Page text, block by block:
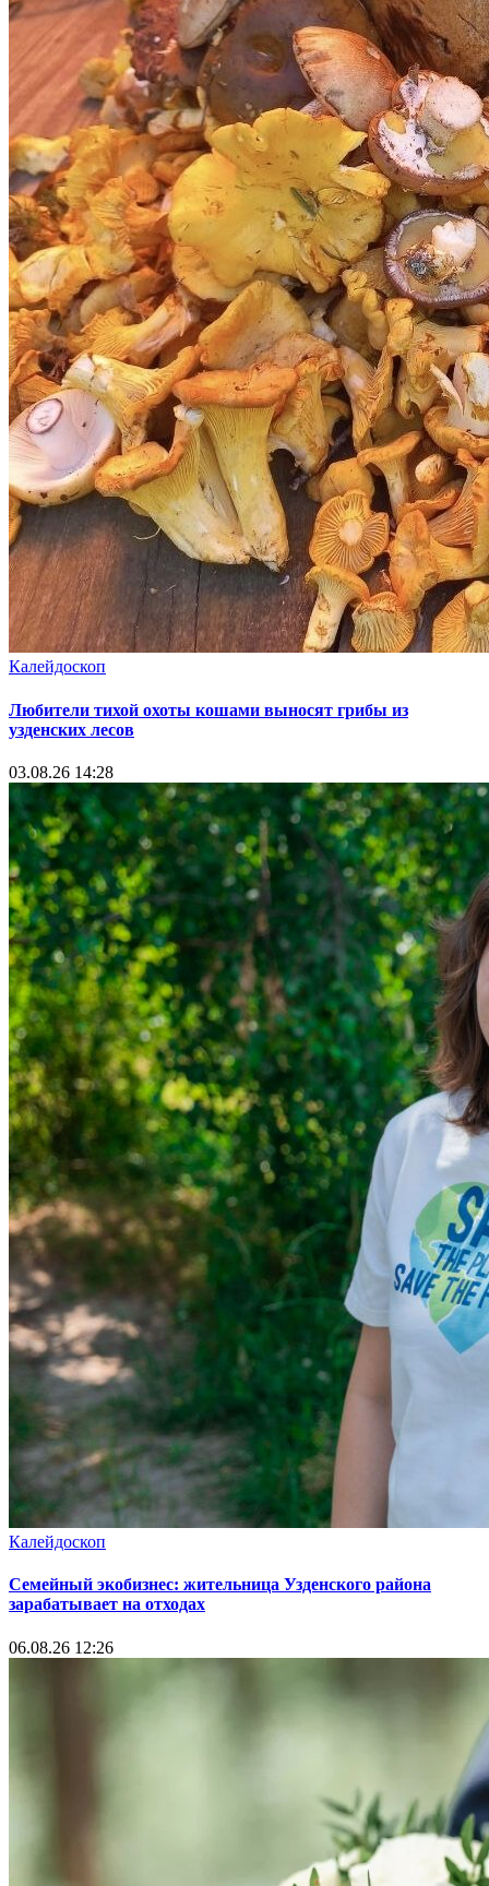
Калейдоскоп
Любители тихой охоты кошами выносят грибы из
узденских лесов
03.08.26 14:28
Калейдоскоп
Семейный экобизнес: жительница Узденского района
зарабатывает на отходах
06.08.26 12:26